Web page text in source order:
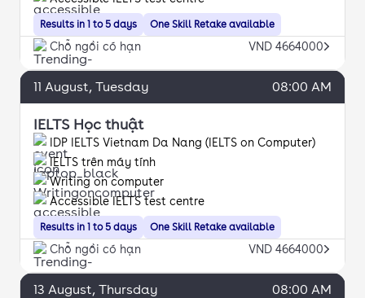
Results in 1 to 5 days One Skill Retake available
Chỗ ngồi có hạn VND 4664000
11 August, Tuesday 08:00 AM
IELTS Học thuật
IDP IELTS Vietnam Da Nang (IELTS on Computer)
Results in 1 to 5 days
IELTS trên máy tính
Writing on computer
One Skill Retake available
Accessible IELTS test centre
Chỗ ngồi có hạn VND 4664000
13 August, Thursday 08:00 AM